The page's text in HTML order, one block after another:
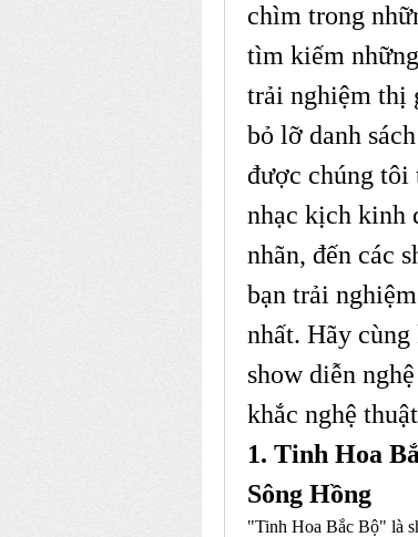
chìm trong
tìm kiếm
trải nghiệm thị
bỏ lỡ danh sách
được chúng tôi
nhạc kịch kinh
nhãn, đến các
bạn trải
nhất. Hãy
show diễn
khắc nghệ
1. Tinh Hoa
Sông Hồng
"Tinh Hoa Bắc Bộ" là